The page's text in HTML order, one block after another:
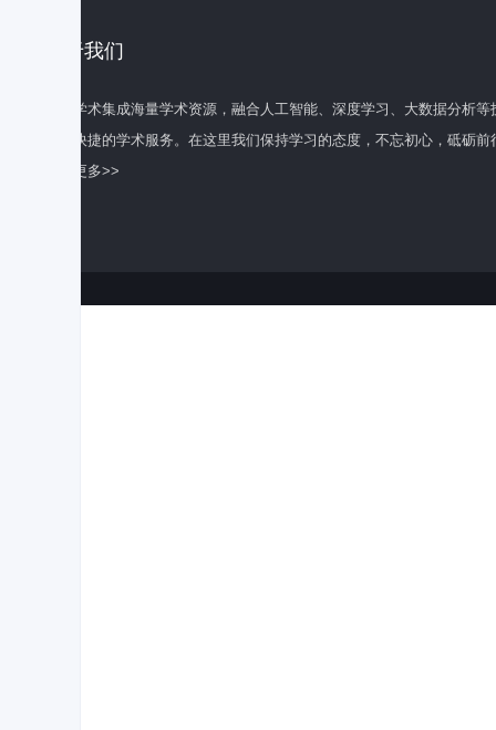
关于我们
百度学术集成海量学术资源，融合人工智能、深度学习、大数据分析
全面快捷的学术服务。在这里我们保持学习的态度，不忘初心，砥砺前
了解更多>>